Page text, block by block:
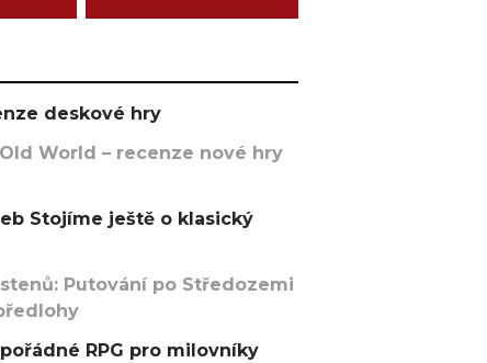
deskové hry
World – recenze nové hry
Stojíme ještě o klasický
Putování po Středozemi
RPG pro milovníky